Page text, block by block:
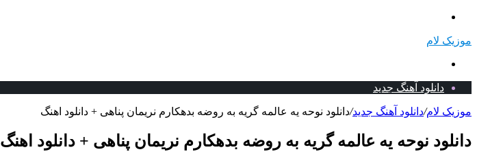
موزیک لام
دانلود آهنگ جدید
موزیک لام/دانلود آهنگ جدید/دانلود نوحه یه عالمه گریه به روضه بدهکارم نریمان پناهی + دانلود اهنگ
دانلود نوحه یه عالمه گریه به روضه بدهکارم نریمان پناهی + دانلود اهنگ